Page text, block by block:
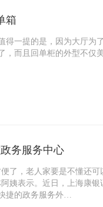
箱
得一提的是，因为大厅为
，而且回单柜的外型不仅
务服务中心
了，老人家要是不懂还
姨表示。近日，上海康
捷的政务服务外…